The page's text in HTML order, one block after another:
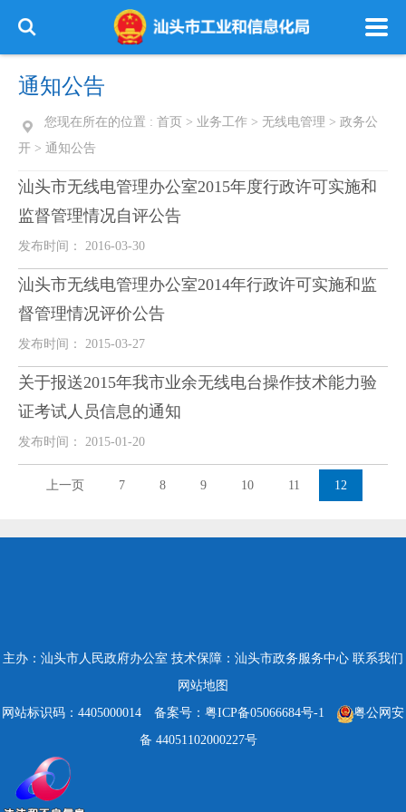
通知公告
您现在所在的位置 : 首页 > 业务工作 > 无线电管理 > 政务公
开 > 通知公告
汕头市无线电管理办公室2015年度行政许可实施和
监督管理情况自评公告
发布时间： 2016-03-30
汕头市无线电管理办公室2014年行政许可实施和监
督管理情况评价公告
发布时间： 2015-03-27
关于报送2015年我市业余无线电台操作技术能力验
证考试人员信息的通知
发布时间： 2015-01-20
上一页 7 8 9 10 11 12
主办：汕头市人民政府办公室 技术保障：汕头市政务服务中心 联系我们
网站地图
网站标识码：4405000014
备案号：粤ICP备05066684号-1
粤公网安
备 44051102000227号